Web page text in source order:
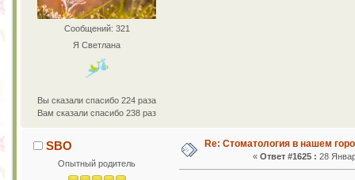
Сообщений: 321
Я Светлана
Вы сказали спасибо 224 раза
Вам сказали спасибо 238 раз
SBO
Опытный родитель
Re: Стоматология в нашем
« Ответ #1625 : 28